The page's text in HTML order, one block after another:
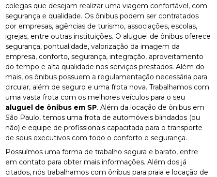
colegas que desejam realizar uma viagem confortável, com
segurança e qualidade. Os ônibus podem ser contratados
por empresas, agências de turismo, associações, escolas,
igrejas, entre outras instituições. O aluguel de ônibus oferece
segurança, pontualidade, valorização da imagem da
empresa, conforto, segurança, integração, aproveitamento
do tempo e alta qualidade nos serviços prestados. Além do
mais, os ônibus possuem a regulamentação necessária para
circular, além de seguro e uma frota nova. Trabalhamos com
uma vasta frota com os melhores veículos para o seu
aluguel de ônibus em SP. Além da locação de ônibus em
São Paulo, temos uma frota de automóveis blindados (ou
não) e equipe de profissionais capacitada para o transporte
de seus executivos com todo o conforto e segurança.
Possuímos uma forma de trabalho segura e barato, entre
em contato para obter mais informações. Além dos já
citados, nós trabalhamos com ônibus para praia e locação de